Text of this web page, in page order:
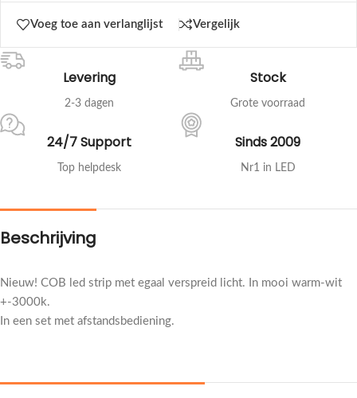
Voeg toe aan verlanglijst Vergelijk
Levering
2-3 dagen
Stock
Grote voorraad
24/7 Support
Top helpdesk
Sinds 2009
Nr1 in LED
Beschrijving
Nieuw! COB led strip met egaal verspreid licht. In mooi warm-wit
+-3000k.
In een set met afstandsbediening.